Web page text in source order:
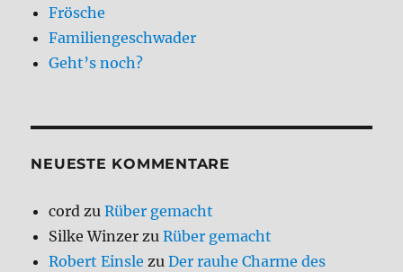
Frösche
Familiengeschwader
Geht’s noch?
NEUESTE KOMMENTARE
cord zuRüber gemacht
Silke Winzer zuRüber gemacht
Robert Einsle zuDer rauhe Charme des